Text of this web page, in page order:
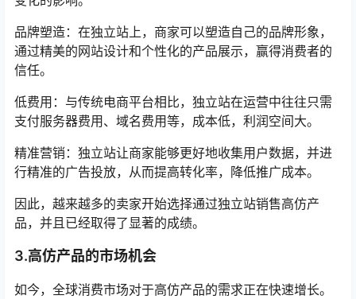
品牌塑造：在独立站上，商家可以塑造自己的品牌形象，
通过精美的网站设计和个性化的产品展示，赢得消费者的
信任。
低费用：与传统电商平台相比，独立站在运营中往往只需
支付服务器费用、域名费用等，成本低，利润空间大。
精准营销：独立站让商家能够更好地收集用户数据，并进
行精准的广告投放，从而提高转化率，降低推广成本。
因此，越来越多的卖家开始选择通过独立站销售高仿产
品，并且已经取得了显著的成绩。
3.高仿产品的市场机会
如今，全球消费市场对于高仿产品的需求正在快速增长。